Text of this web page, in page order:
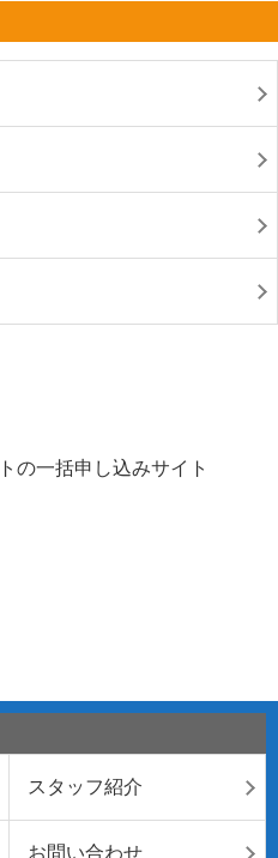
の一括申し込みサイト
スタッフ紹介
お問い合わせ